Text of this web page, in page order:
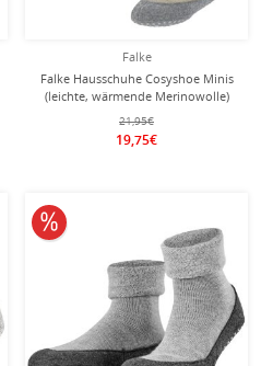
Falke
Falke Hausschuhe Cosyshoe Minis
(leichte, wärmende Merinowolle)
sandbraun Kinder
21,95€
19,75€
10% reduziert